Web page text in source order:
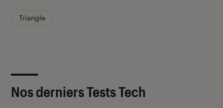
Triangle
Nos derniers Tests Tech